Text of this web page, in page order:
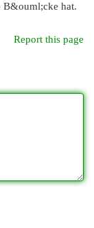
B&ouml;cke hat.
Report this page